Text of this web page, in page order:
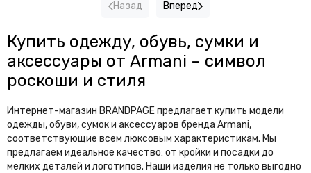
The Row
Theory
Tiffany&Co
Tods
Tom Ford
U
UGG
Назад Вперед
Купить одежду, обувь, сумки и
аксессуары от Armani – символ
роскоши и стиля
Интернет-магазин BRANDPAGE предлагает купить модели
одежды, обуви, сумок и аксессуаров бренда Armani,
соответствующие всем люксовым характеристикам. Мы
предлагаем идеальное качество: от кройки и посадки до
мелких деталей и логотипов. Наши изделия не только выгодно